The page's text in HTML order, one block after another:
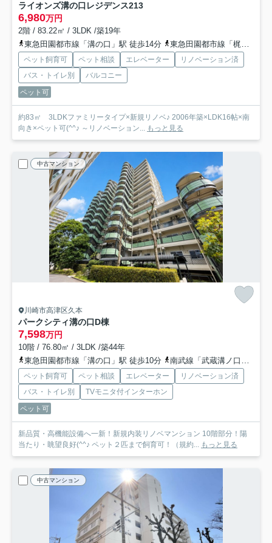
ライオンズ溝の口レジデンス213
6,980万円
2階 / 83.22㎡ / 3LDK /築19年
東急田園都市線「溝の口」駅 徒歩14分
東急田園都市線「梶が谷」駅 徒歩11分
ペット飼育可 ペット相談 エレベーター
リノベーション済
バス・トイレ別
バルコニー
ペット可
約83㎡ 3LDKファミリータイプ×新規リノベ♪ 2006年築×LDK16帖×南
向き×ペット可(^^♪ ～リノベーション... もっと見る
中古マンション
川崎市高津区久本
パークシティ溝の口D棟
7,598万円
10階 / 76.80㎡ / 3LDK /築44年
東急田園都市線「溝の口」駅 徒歩10分
南武線「武蔵溝ノ口」駅 徒歩10分
ペット飼育可 ペット相談 エレベーター
リノベーション済
バス・トイレ別
TVモニタ付インターホン
ペット可
新品質・高機能設備へ一新！新規内装リノベマンション 10階部分！陽
当たり・眺望良好(^^♪ ペット２匹まで飼育可！（規約... もっと見る
中古マンション